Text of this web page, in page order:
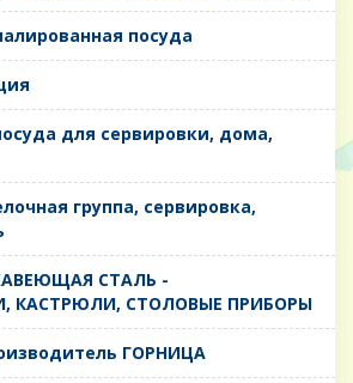
посуда
посуда для сервировки, дома,
группа, сервировка,
СТАЛЬ -
КАСТРЮЛИ, СТОЛОВЫЕ ПРИБОРЫ
ГОРНИЦА